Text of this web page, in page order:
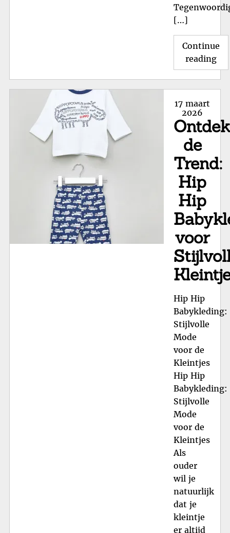
[…]
Continue
reading
en
Posted
on
17 maart
2026
Ontdek
de
Trend:
Hip
Hip
voor
Hip Hip
Babykleding:
Stijlvolle
Mode
voor de
Kleintjes
Hip Hip
Babykleding:
Stijlvolle
Mode
voor de
Kleintjes
Als
ouder
wil je
natuurlijk
dat je
kleintje
er altijd